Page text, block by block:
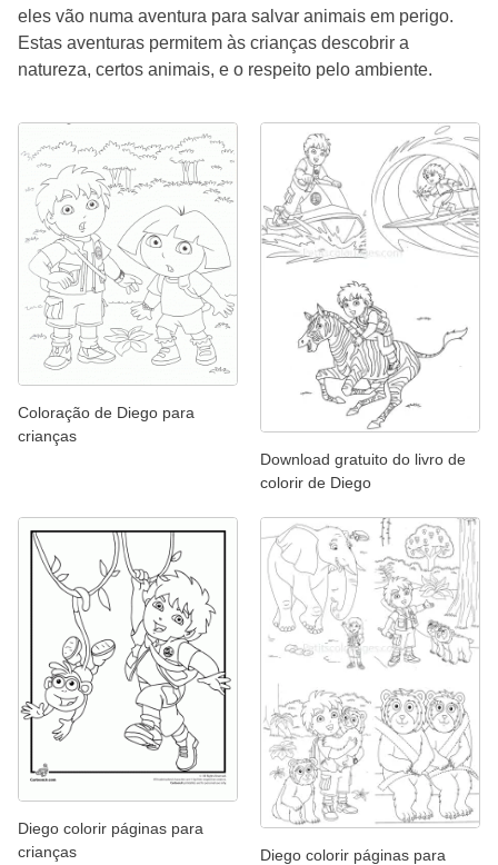
eles vão numa aventura para salvar animais em perigo.
Estas aventuras permitem às crianças descobrir a
natureza, certos animais, e o respeito pelo ambiente.
Coloração de Diego para
crianças
Download gratuito do livro de
colorir de Diego
Diego colorir páginas para
crianças
Diego colorir páginas para